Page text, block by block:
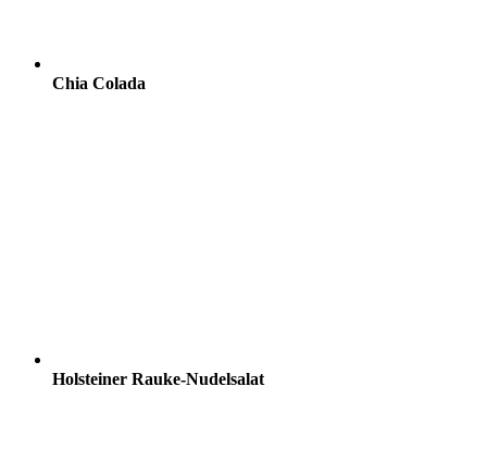
Chia Colada
Holsteiner Rauke-Nudelsalat